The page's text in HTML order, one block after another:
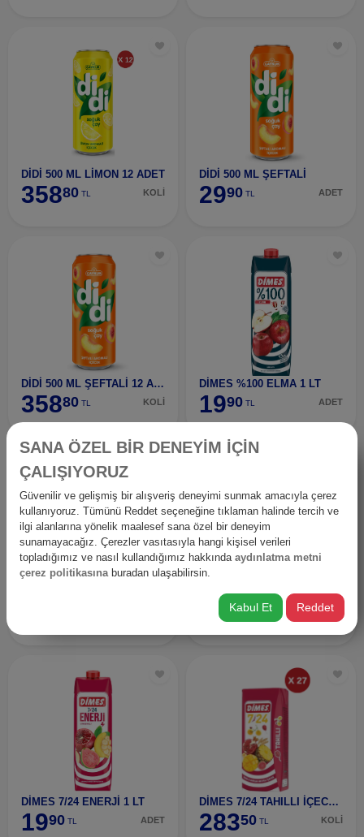
DİDİ 500 ML LİMON 12 ADET
35880 TL KOLİ
DİDİ 500 ML ŞEFTALİ
2990 TL ADET
DİDİ 500 ML ŞEFTALİ 12 ADET
35880 TL KOLİ
DİMES %100 ELMA 1 LT
1990 TL ADET
DİMES %100 PORTAKAL 1 LT
95 75 TL ADET
DİMES 7/24 ENERJİ 1 LT
1990 TL ADET
DİMES 7/24 TAHILLI İÇECEK 200 ML 27 ADET
28350 TL KOLİ
SANA ÖZEL BİR DENEYİM İÇİN
ÇALIŞIYORUZ
Güvenilir ve gelişmiş bir alışveriş deneyimi sunmak amacıyla çerez
kullanıyoruz. Tümünü Reddet seçeneğine tıklaman halinde tercih ve
ilgi alanlarına yönelik maalesef sana özel bir deneyim
sunamayacağız. Çerezler vasıtasıyla hangi kişisel verileri
topladığımız ve nasıl kullandığımız hakkında aydınlatma metni
çerez politikasına buradan ulaşabilirsin.
Kabul Et Reddet